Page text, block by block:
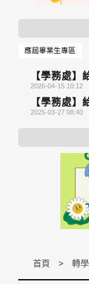
應屆畢業生專區
【學務處】
2026-04-15 10:12
【學務處】
2025-03-27 08:40
首頁 轉